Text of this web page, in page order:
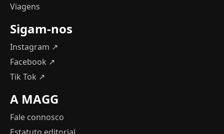
Viagens
Sigam-nos
Instagram ↗
Facebook ↗
Tik Tok ↗
A MAGG
Fale connosco